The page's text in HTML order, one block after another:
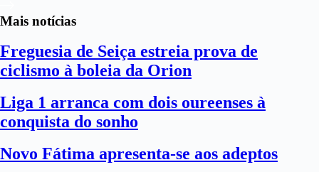
Mais notícias
Freguesia de Seiça estreia prova de
ciclismo à boleia da Orion
Liga 1 arranca com dois oureenses à
conquista do sonho
Novo Fátima apresenta-se aos adeptos